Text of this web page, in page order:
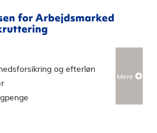
og efterløn
Mere